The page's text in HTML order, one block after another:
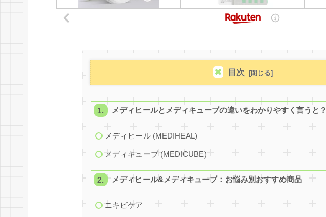
目次
メディヒールとメディキューブの違いをわかりやすく言うと？
メディヒール (MEDIHEAL)
メディキューブ (MEDICUBE)
メディヒール&メディキューブ：お悩み別おすすめ商品
ニキビケア